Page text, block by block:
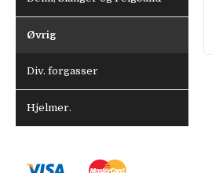
Øvrig
Div. forgasser
Hjelmer.